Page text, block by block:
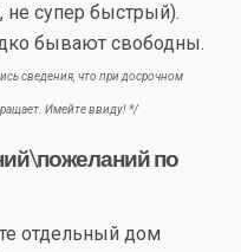
не супер быстрый).
бывают свободны.
сведения, что при досрочном
Имейте ввиду! */
по
отдельный дом